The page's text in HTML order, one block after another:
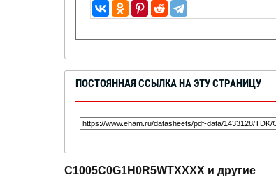
ПОСТОЯННАЯ ССЫЛКА НА ЭТУ СТРАНИЦУ
C1005C0G1H0R5WTXXXX и другие